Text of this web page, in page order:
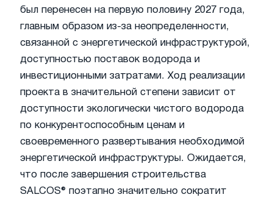
был перенесен на первую половину 2027 года,
главным образом из-за неопределенности,
связанной с энергетической инфраструктурой,
доступностью поставок водорода и
инвестиционными затратами. Ход реализации
проекта в значительной степени зависит от
доступности экологически чистого водорода
по конкурентоспособным ценам и
своевременного развертывания необходимой
энергетической инфраструктуры. Ожидается,
что после завершения строительства
SALCOS® поэтапно значительно сократит